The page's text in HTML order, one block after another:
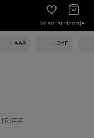
WishlistMandje
HAAR HOME